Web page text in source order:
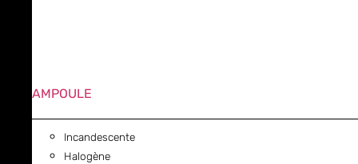
AMPOULE
Incandescente
Halogène